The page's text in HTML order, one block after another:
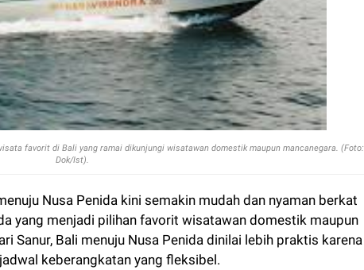
favorit di Bali yang ramai dikunjungi wisatawan domestik maupun mancanegara. (Foto:
Dok/Ist).
Nusa Penida kini semakin mudah dan nyaman berkat
yang menjadi pilihan favorit wisatawan domestik maupun
Sanur, Bali menuju Nusa Penida dinilai lebih praktis karena
keberangkatan yang fleksibel.